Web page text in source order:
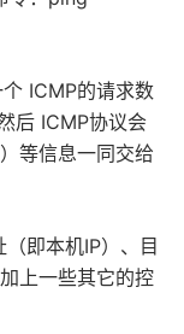
ICMP的请求数
后 ICMP协议会
等信息一同交给
即本机IP）、目
上一些其它的控